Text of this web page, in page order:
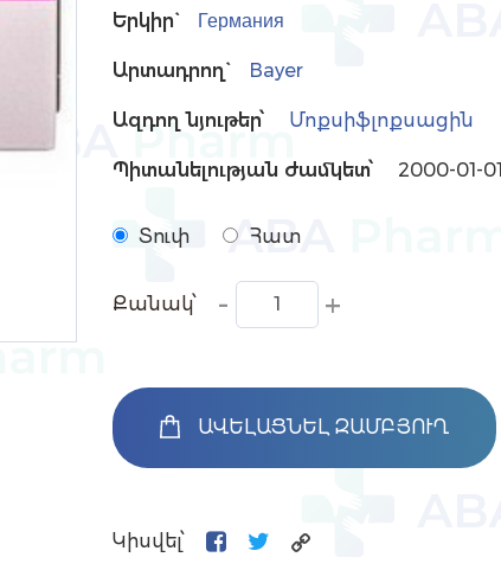
Երկիր` Германия
Արտադրող` Bayer
Ազդող նյութեր՝ Մոքսիֆլոքսացին
Պիտանելության ժամկետ՝ 2000-01-01
Տուփ Հատ
Քանակ՝ - +
ԱՎԵԼԱՑՆԵԼ ԶԱՄԲՅՈՒՂ
Կիսվել՝